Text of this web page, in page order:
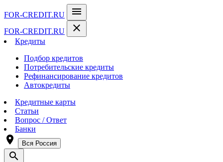
FOR-CREDIT.RU menu
FOR-CREDIT.RU close
Кредиты
Подбор кредитов
Потребительские кредиты
Рефинансирование кредитов
Автокредиты
Кредитные карты
Статьи
Вопрос / Ответ
Банки
room Вся Россия
search